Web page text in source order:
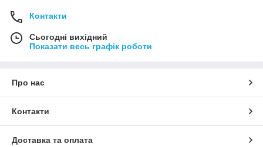
Контакти
Сьогодні вихідний
Показати весь графік роботи
Про нас
Контакти
Доставка та оплата